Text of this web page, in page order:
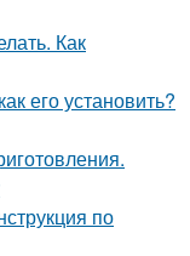
Как
его установить?
по